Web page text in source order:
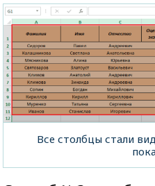
Все столбцы стали